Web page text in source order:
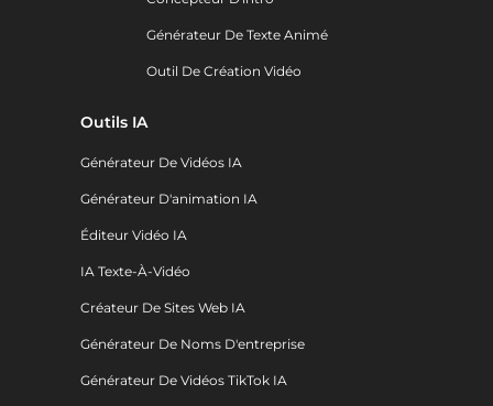
Générateur De Texte Animé
Outil De Création Vidéo
Outils IA
Générateur De Vidéos IA
Générateur D'animation IA
Éditeur Vidéo IA
IA Texte-À-Vidéo
Créateur De Sites Web IA
Générateur De Noms D'entreprise
Générateur De Vidéos TikTok IA